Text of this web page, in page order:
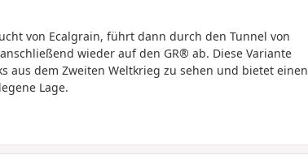
von Ecalgrain, führt dann durch den Tunnel von
wieder auf den GR® ab. Diese Variante
aus dem Zweiten Weltkrieg zu sehen und bietet einen
Lage.